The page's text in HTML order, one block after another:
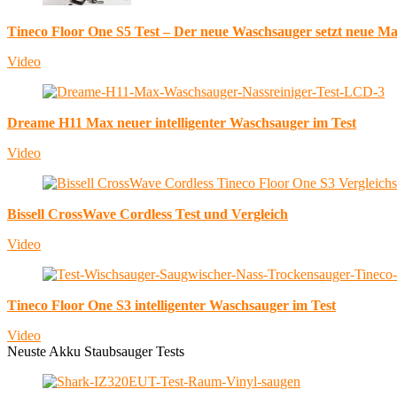
Tineco Floor One S5 Test – Der neue Waschsauger setzt neue
Video
Dreame H11 Max neuer intelligenter Waschsauger im Test
Video
Bissell CrossWave Cordless Test und Vergleich
Video
Tineco Floor One S3 intelligenter Waschsauger im Test
Video
Neuste Akku Staubsauger Tests